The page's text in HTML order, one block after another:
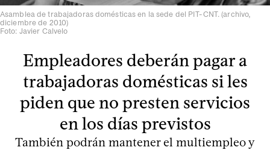
Asamblea de trabajadoras domésticas en la sede del PIT-CNT. (archivo,
diciembre de 2010)
Foto: Javier Calvelo
Empleadores deberán pagar a
trabajadoras domésticas si les
piden que no presten servicios
en los días previstos
También podrán mantener el multiempleo y